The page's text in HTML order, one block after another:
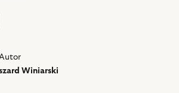
Winiarski